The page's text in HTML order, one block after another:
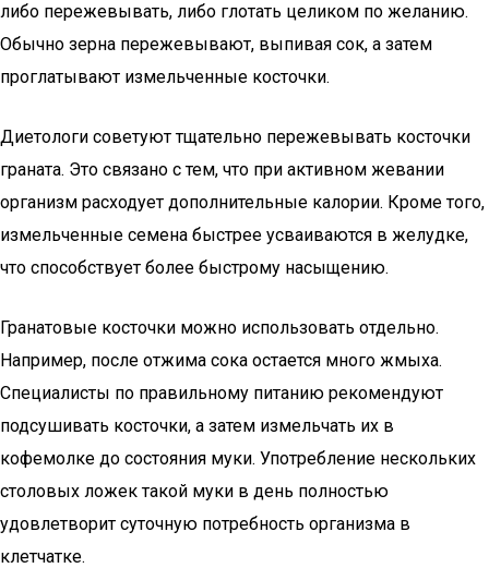
либо пережевывать, либо глотать целиком по желанию.
Обычно зерна пережевывают, выпивая сок, а затем
проглатывают измельченные косточки.
Диетологи советуют тщательно пережевывать косточки
граната. Это связано с тем, что при активном жевании
организм расходует дополнительные калории. Кроме того,
измельченные семена быстрее усваиваются в желудке,
что способствует более быстрому насыщению.
Гранатовые косточки можно использовать отдельно.
Например, после отжима сока остается много жмыха.
Специалисты по правильному питанию рекомендуют
подсушивать косточки, а затем измельчать их в
кофемолке до состояния муки. Употребление нескольких
столовых ложек такой муки в день полностью
удовлетворит суточную потребность организма в
клетчатке.